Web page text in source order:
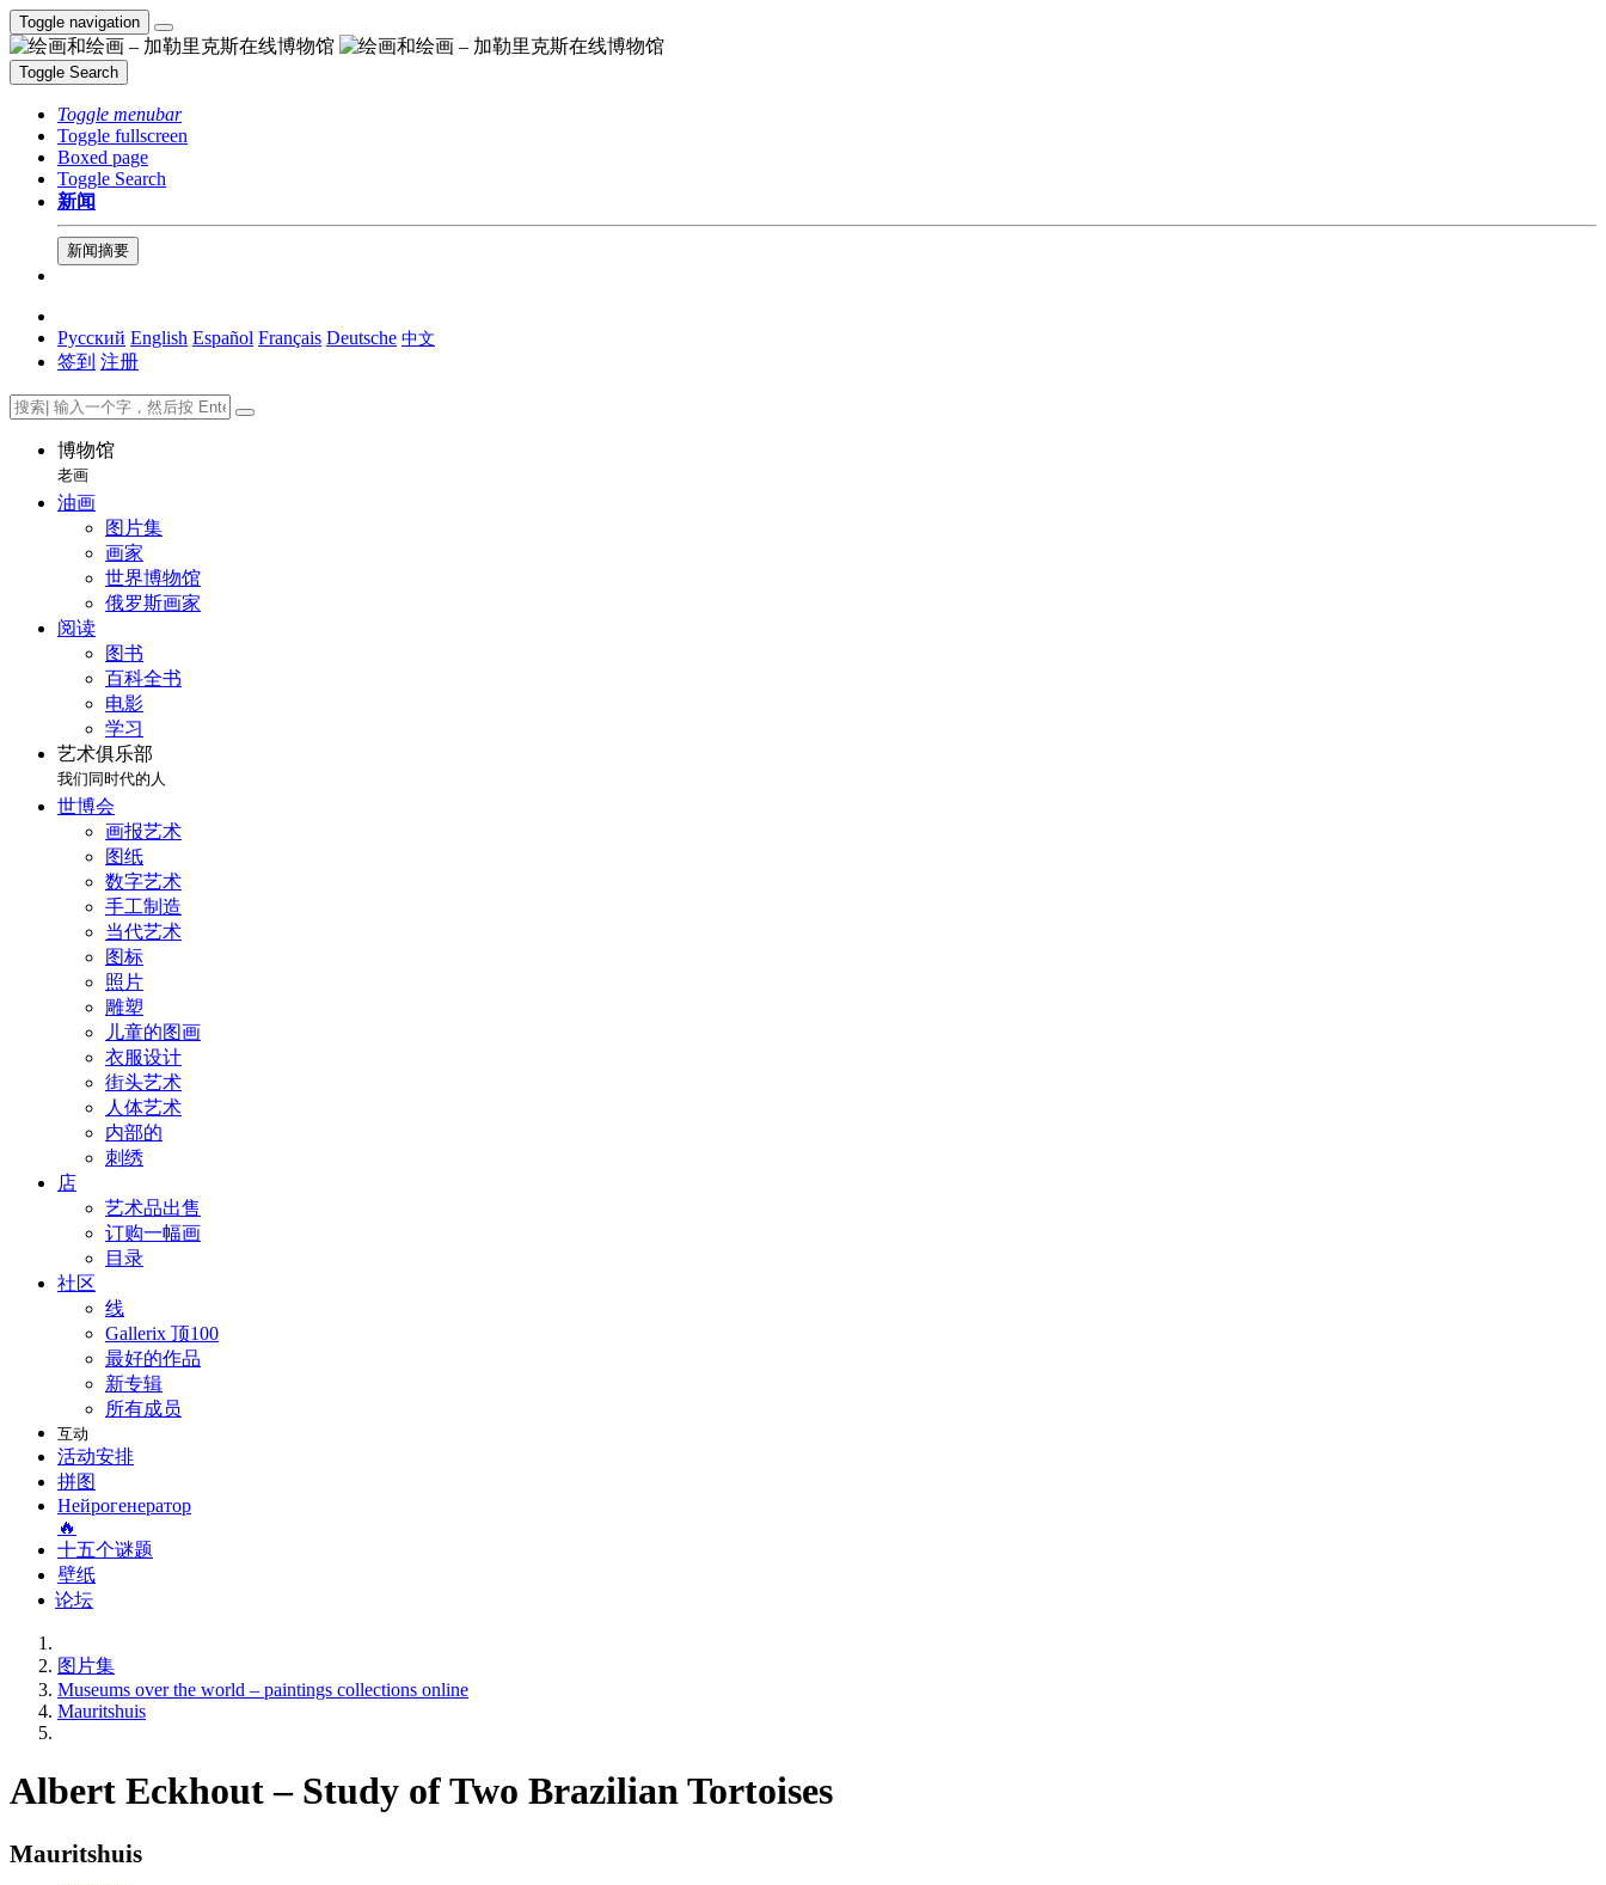
Toggle navigation
Toggle Search
Toggle menubar
Toggle fullscreen
Boxed page
Toggle Search
新闻
新闻摘要
Русский English Español Français Deutsche 中文
签到 注册
博物馆
老画
油画
图片集
画家
世界博物馆
俄罗斯画家
阅读
图书
百科全书
电影
学习
艺术俱乐部
我们同时代的人
世博会
画报艺术
图纸
数字艺术
手工制造
当代艺术
图标
照片
雕塑
儿童的图画
衣服设计
街头艺术
人体艺术
内部的
刺绣
店
艺术品出售
订购一幅画
目录
社区
线
Gallerix 顶100
最好的作品
新专辑
所有成员
互动
活动安排
拼图
Нейрогенератор
🔥
十五个谜题
壁纸
论坛
图片集
Museums over the world – paintings collections online
Mauritshuis
Albert Eckhout – Study of Two Brazilian Tortoises
Mauritshuis